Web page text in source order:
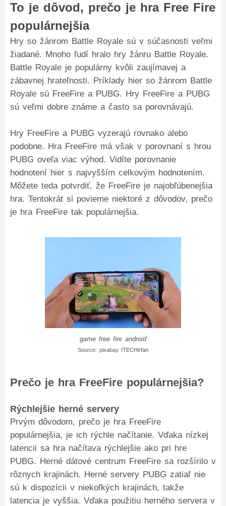
To je dôvod, prečo je hra Free Fire
populárnejšia
Hry so žánrom Battle Royale sú v súčasnosti veľmi
žiadané. Mnoho ľudí hralo hry žánru Battle Royale.
Battle Royale je populárny kvôli zaujímavej a
zábavnej hrateľnosti. Príklady hier so žánrom Battle
Royale sú FreeFire a PUBG. Hry FreeFire a PUBG
sú veľmi dobre známe a často sa porovnávajú.
Hry FreeFire a PUBG vyzerajú rovnako alebo
podobne. Hra FreeFire má však v porovnaní s hrou
PUBG oveľa viac výhod. Vidíte porovnanie
hodnotení hier s najvyšším celkovým hodnotením.
Môžete teda potvrdiť, že FreeFire je najobľúbenejšia
hra. Tentokrát si povieme niektoré z dôvodov, prečo
je hra FreeFire tak populárnejšia.
game free fire android
Source: pixabay ITECHirfan
Prečo je hra FreeFire populárnejšia?
Rýchlejšie herné servery
Prvým dôvodom, prečo je hra FreeFire
populárnejšia, je ich rýchle načítanie. Vďaka nízkej
latencii sa hra načítava rýchlejšie ako pri hre
PUBG. Herné dátové centrum FreeFire sa rozšírilo v
rôznych krajinách. Herné servery PUBG zatiaľ nie
sú k dispozícii v niekoľkých krajinách, takže
latencia je vyššia. Vďaka použitiu herného servera v